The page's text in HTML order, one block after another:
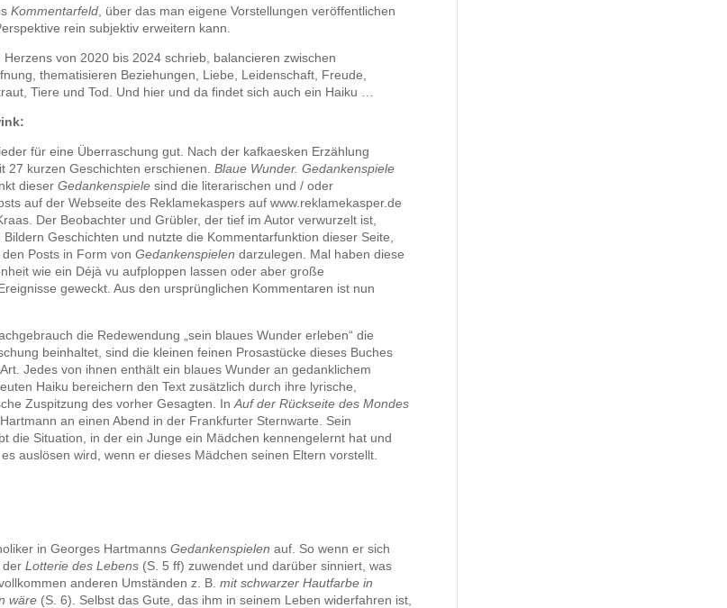
Kommentarfeld, über das man eigene Vorstellungen veröffentlichen
rein subjektiv erweitern kann.
von 2020 bis 2024 schrieb, balancieren zwischen
thematisieren Beziehungen, Liebe, Leidenschaft, Freude,
Tiere und Tod. Und hier und da findet sich auch ein Haiku …
für eine Überraschung gut. Nach der kafkaesken Erzählung
27 kurzen Geschichten erschienen. Blaue Wunder. Gedankenspiele
dieser Gedankenspiele sind die literarischen und / oder
auf der Webseite des Reklamekaspers auf www.reklamekasper.de
Der Beobachter und Grübler, der tief im Autor verwurzelt ist,
Geschichten und nutzte die Kommentarfunktion dieser Seite,
Posts in Form von Gedankenspielen darzulegen. Mal haben diese
wie ein Déjà vu aufploppen lassen oder aber große
geweckt. Aus den ursprünglichen Kommentaren ist nun
die Redewendung „sein blaues Wunder erleben“ die
beinhaltet, sind die kleinen feinen Prosastücke dieses Buches
Jedes von ihnen enthält ein blaues Wunder an gedanklichem
Haiku bereichern den Text zusätzlich durch ihre lyrische,
Zuspitzung des vorher Gesagten. In Auf der Rückseite des Mondes
an einen Abend in der Frankfurter Sternwarte. Sein
die Situation, in der ein Junge ein Mädchen kennengelernt hat und
auslösen wird, wenn er dieses Mädchen seinen Eltern vorstellt.
in Georges Hartmanns Gedankenspielen auf. So wenn er sich
Lotterie des Lebens(S. 5 ff) zuwendet und darüber sinniert, was
anderen Umständen z. B. mit schwarzer Hautfarbe in
wäre(S. 6). Selbst das Gute, das ihm in seinem Leben widerfahren ist,